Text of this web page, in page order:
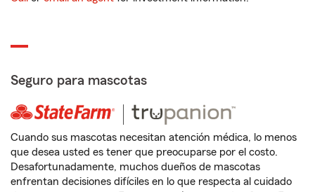
Seguro para mascotas
Cuando sus mascotas necesitan atención médica, lo menos
que desea usted es tener que preocuparse por el costo.
Desafortunadamente, muchos dueños de mascotas
enfrentan decisiones difíciles en lo que respecta al cuidado